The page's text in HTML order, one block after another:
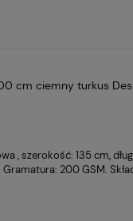
cm ciemny turkus
, szerokość: 135 cm,
200 GSM.